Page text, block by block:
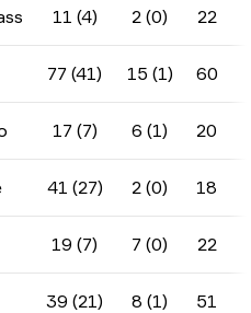
11 (4) 2 (0) 22
77 (41) 15 (1) 60
17 (7) 6 (1) 20
41 (27) 2 (0) 18
19 (7) 7 (0) 22
39 (21) 8 (1) 51